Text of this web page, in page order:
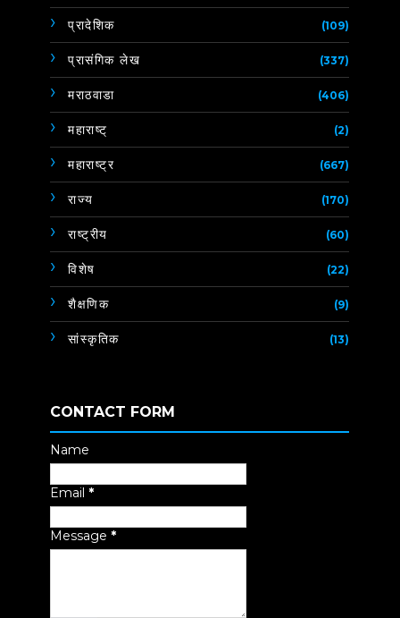
प्रादेशिक (109)
प्रासंगिक लेख (337)
मराठवाडा (406)
महाराष्ट् (2)
महाराष्ट्र (667)
राज्य (170)
राष्ट्रीय (60)
विशेष (22)
शैक्षणिक (9)
सांस्कृतिक (13)
CONTACT FORM
Name
Email *
Message *